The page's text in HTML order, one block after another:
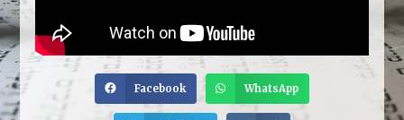
Facebook WhatsApp